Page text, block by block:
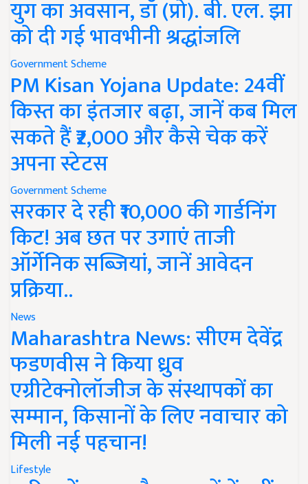
युग का अवसान, डॉ (प्रो). बी. एल. झा
को दी गई भावभीनी श्रद्धांजलि
Government Scheme
PM Kisan Yojana Update: 24वीं
किस्त का इंतजार बढ़ा, जानें कब मिल
सकते हैं ₹2,000 और कैसे चेक करें
अपना स्टेटस
Government Scheme
सरकार दे रही ₹10,000 की गार्डनिंग
किट! अब छत पर उगाएं ताजी
ऑर्गेनिक सब्जियां, जानें आवेदन
प्रक्रिया..
News
Maharashtra News: सीएम देवेंद्र
फडणवीस ने किया ध्रुव
एग्रीटेक्नोलॉजीज के संस्थापकों का
सम्मान, किसानों के लिए नवाचार को
मिली नई पहचान!
Lifestyle